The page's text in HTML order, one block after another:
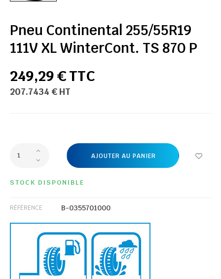
Pneu Continental 255/55R19
111V XL WinterCont. TS 870 P
249,29 € TTC
207.7434 € HT
AJOUTER AU PANIER
STOCK DISPONIBLE
RÉFÉRENCE B-0355701000